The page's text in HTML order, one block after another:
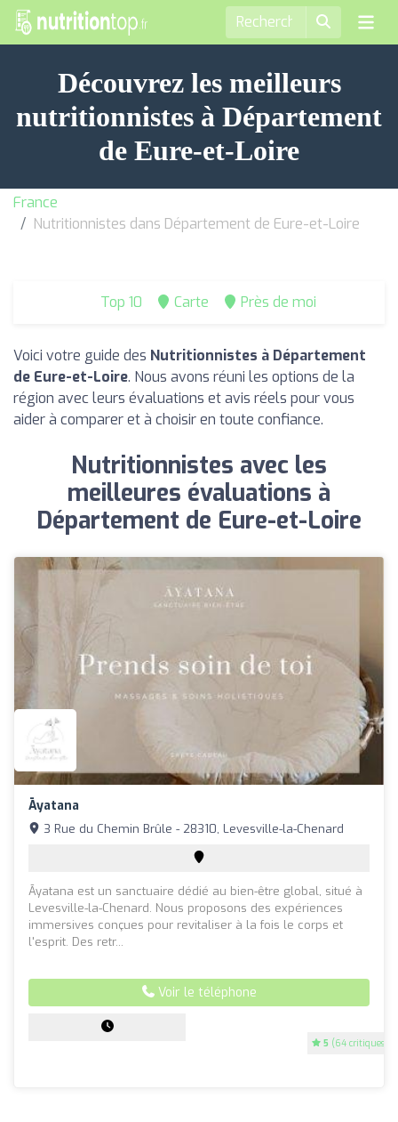
Découvrez les meilleurs
nutritionnistes à Département
de Eure-et-Loire
France
Nutritionnistes dans Département de Eure-et-Loire
Top 10 Carte Près de moi
Voici votre guide des Nutritionnistes à Département
de Eure-et-Loire. Nous avons réuni les options de la
région avec leurs évaluations et avis réels pour vous
aider à comparer et à choisir en toute confiance.
Nutritionnistes avec les
meilleures évaluations à
Département de Eure-et-Loire
Āyatana
5 (64 critiques)
3 Rue du Chemin Brûle - 28310, Levesville-la-Chenard
Āyatana est un sanctuaire dédié au bien-être global, situé à
Levesville-la-Chenard. Nous proposons des expériences
immersives conçues pour revitaliser à la fois le corps et
l'esprit. Des retr...
Voir le téléphone